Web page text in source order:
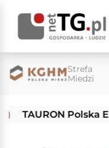
Strefa
Miedzi
Polska